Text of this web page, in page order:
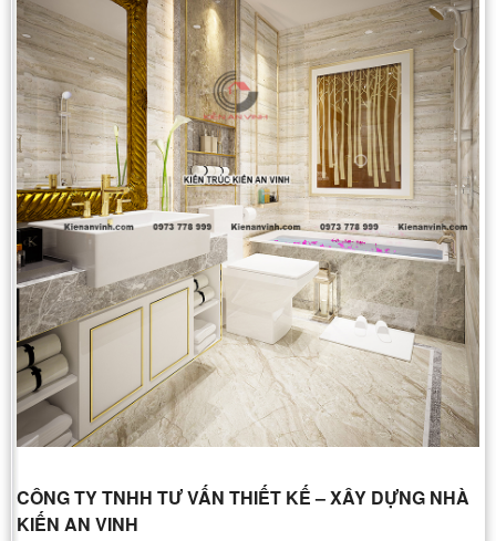
CÔNG TY TNHH TƯ VẤN THIẾT KẾ – XÂY DỰNG NHÀ
KIẾN AN VINH